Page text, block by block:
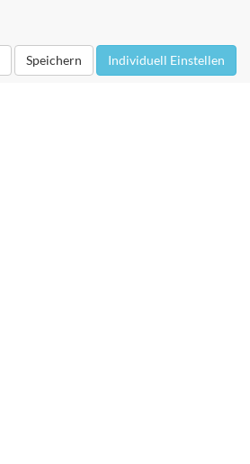
Speichern Individuell Einstellen